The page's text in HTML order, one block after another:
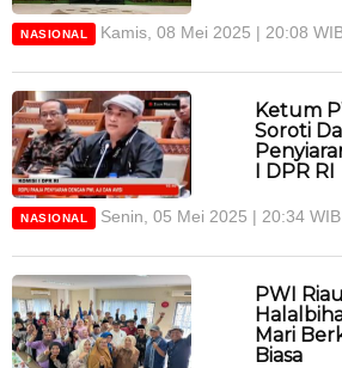
NASIONAL Kamis, 08 Mei 2025 | 20:08
Ketum
Soroti
I DPR RI
NASIONAL Senin, 05 Mei 2025 | 20:34 WIB
PWI
Mari
Biasa